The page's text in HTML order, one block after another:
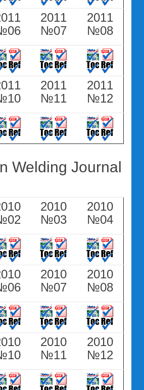
2011
№07
2011
№08
2011
№11
2011
№12
Welding Journal
2010
№03
2010
№04
2010
№07
2010
№08
2010
№11
2010
№12